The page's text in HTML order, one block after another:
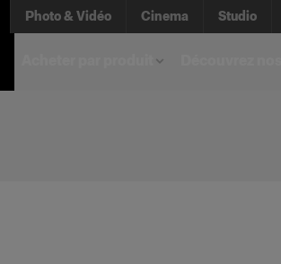
Photo & Vidéo Cinema Studio